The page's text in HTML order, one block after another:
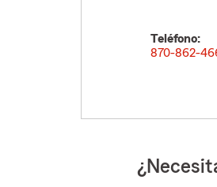
Teléfono:
870-862-